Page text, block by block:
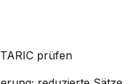
TARIC prüfen